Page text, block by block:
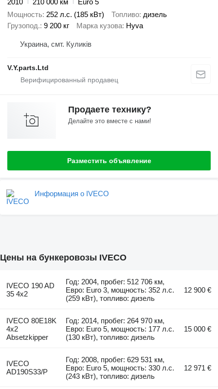
2010
210 000 км
Euro 5
Мощность 252 л.с. (185 кВт) Топливо дизель
Грузопод. 9 200 кг Марка кузова Hyva
Украина, смт. Куликів
V.Y.parts.Ltd
Продаете технику?
Делайте это вместе с нами!
Разместить объявление
Информация о IVECO
Цены на бункеровозы IVECO
IVECO 190 AD
35 4x2
Год: 2004, пробег: 512 706 км,
Евро: Euro 3, мощность: 352 л.с.
(259 кВт), топливо: дизель
12 900 €
IVECO 80E18K
4x2
Absetzkipper
Год: 2014, пробег: 264 970 км,
Евро: Euro 5, мощность: 177 л.с.
(130 кВт), топливо: дизель
15 000 €
IVECO
AD190S33/P
Год: 2008, пробег: 629 531 км,
Евро: Euro 5, мощность: 330 л.с.
(243 кВт), топливо: дизель
12 971 €